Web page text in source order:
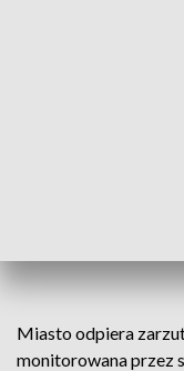
Miasto odpiera
monitorowana przez